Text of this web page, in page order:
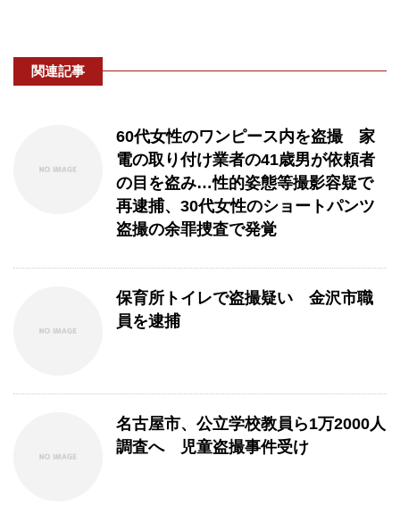
関連記事
60代女性のワンピース内を盗撮 家
電の取り付け業者の41歳男が依頼者
の目を盗み…性的姿態等撮影容疑で
再逮捕、30代女性のショートパンツ
盗撮の余罪捜査で発覚
保育所トイレで盗撮疑い 金沢市職
員を逮捕
名古屋市、公立学校教員ら1万2000人
調査へ 児童盗撮事件受け